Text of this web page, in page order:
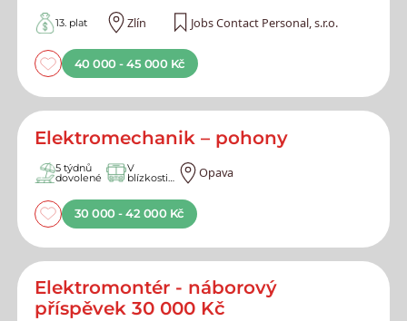
13. plat Zlín Jobs Contact Personal, s.r.o.
40 000 - 45 000 Kč
Elektromechanik – pohony
5 týdnů
dovolené
V
blízkosti Opava
30 000 - 42 000 Kč
Elektromontér - náborový
příspěvek 30 000 Kč